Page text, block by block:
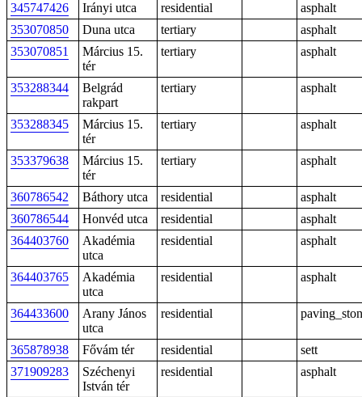
345747426
Irányi utca residential
asphalt
353070850
Duna utca tertiary
asphalt
353070851
Március 15.
tér
tertiary asphalt
353288344
Belgrád
rakpart
tertiary asphalt
353288345
Március 15.
tér
tertiary asphalt
353379638
Március 15.
tér
tertiary asphalt
360786542 Báthory utca residential
asphalt
360786544
Honvéd utca residential
asphalt
364403760
Akadémia
utca
residential asphalt
364403765
Akadémia
utca
residential asphalt
364433600
Arany János
utca
residential
365878938 Fővám tér residential
sett
371909283
Széchenyi
István tér
residential asphalt